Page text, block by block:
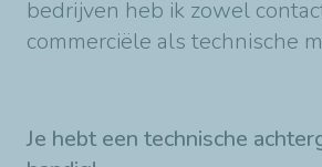
bedrijven heb ik zowel
commerciële als technische
Je hebt een technische